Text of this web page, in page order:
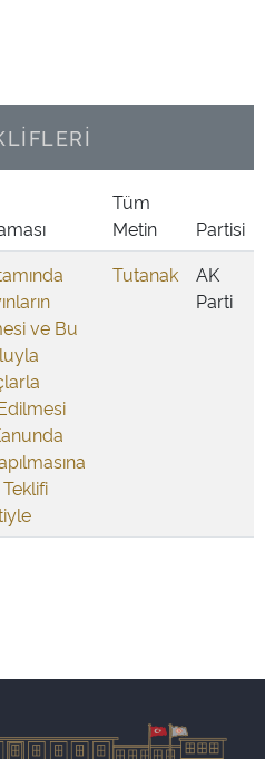
Tüm
Metin
Partisi
ve Bu
Tutanak
AK
Parti